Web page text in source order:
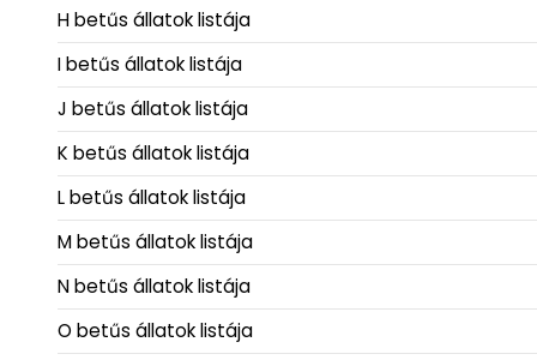
H betűs állatok listája
I betűs állatok listája
J betűs állatok listája
K betűs állatok listája
L betűs állatok listája
M betűs állatok listája
N betűs állatok listája
O betűs állatok listája